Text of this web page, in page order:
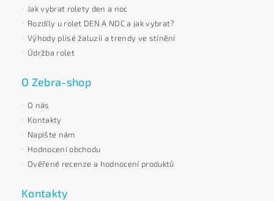
Jak vybrat rolety den a noc
Rozdíly u rolet DEN A NOC a jak vybrat?
Výhody plisé žaluzií a trendy ve stínění
Údržba rolet
O Zebra-shop
O nás
Kontakty
Napište nám
Hodnocení obchodu
Ověřené recenze a hodnocení produktů
Kontakty